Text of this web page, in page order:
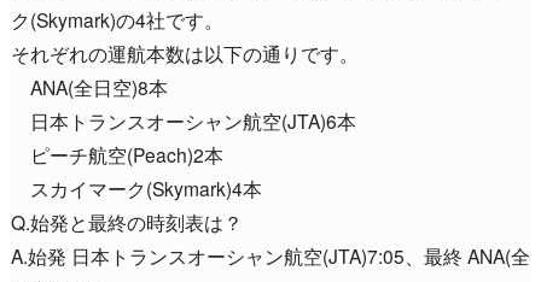
ク(Skymark)の4社です。
それぞれの運航本数は以下の通りです。
ANA(全日空)8本
日本トランスオーシャン航空(JTA)6本
ピーチ航空(Peach)2本
スカイマーク(Skymark)4本
Q.始発と最終の時刻表は？
A.始発 日本トランスオーシャン航空(JTA)7:05、最終 ANA(全